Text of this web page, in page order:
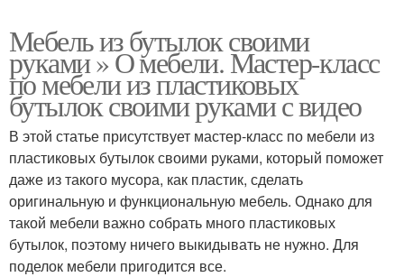
Мебель из бутылок своими
руками » О мебели. Мастер-класс
по мебели из пластиковых
бутылок своими руками с видео
В этой статье присутствует мастер-класс по мебели из
пластиковых бутылок своими руками, который поможет
даже из такого мусора, как пластик, сделать
оригинальную и функциональную мебель. Однако для
такой мебели важно собрать много пластиковых
бутылок, поэтому ничего выкидывать не нужно. Для
поделок мебели пригодится все.